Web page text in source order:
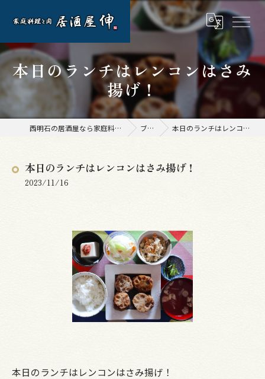
本日のランチはレンコンはさみ
揚げ！
西明石の居酒屋なら家庭料理と肉 居酒屋 伸 ブログ 本日のランチはレンコンはさみ揚げ！
本日のランチはレンコンはさみ揚げ！
2023/11/16
本日のランチはレンコンはさみ揚げ！